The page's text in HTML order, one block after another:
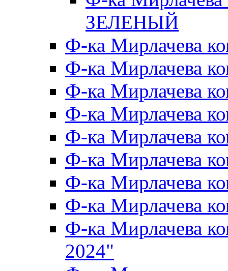
ЗЕЛЕНЫЙ
Ф-ка Мирлачева
Ф-ка Мирлачева
Ф-ка Мирлачева
Ф-ка Мирлачева
Ф-ка Мирлачева
Ф-ка Мирлачева
Ф-ка Мирлачева
Ф-ка Мирлачева
Ф-ка Мирлачева
2024"